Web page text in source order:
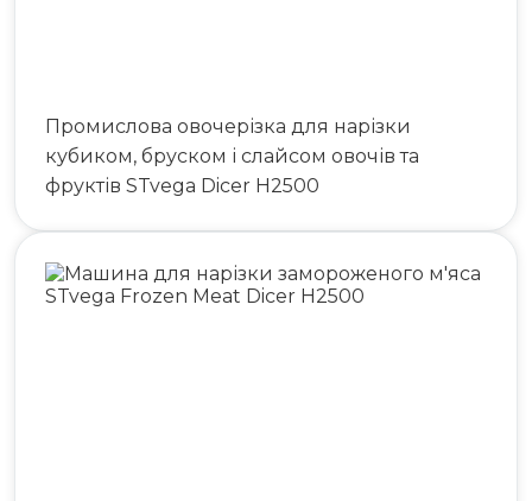
Промислова овочерізка для нарізки
кубиком, бруском і слайсом овочів та
фруктів STvega Dicer H2500